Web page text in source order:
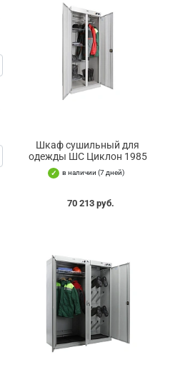
Шкаф сушильный для
одежды ШС Циклон 1985
в наличии (7 дней)
70 213 руб.